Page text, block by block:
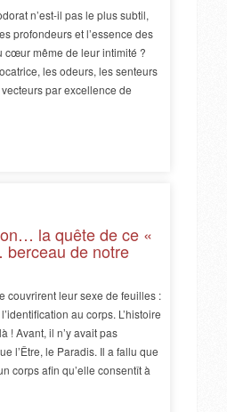
n’est-il pas le plus subtil,
profondeurs et l’essence des
cœur même de leur intimité ?
les odeurs, les senteurs
par excellence de
la quête de ce «
de notre
couvrirent leur sexe de feuilles :
au corps. L’histoire
! Avant, il n’y avait pas
l’Être, le Paradis. Il a fallu que
corps afin qu’elle consentît à